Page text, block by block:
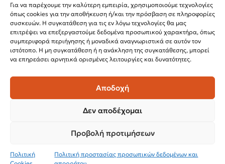
Για να παρέχουμε την καλύτερη εμπειρία, χρησιμοποιούμε τεχνολογίες
όπως cookies για την αποθήκευση ή/και την πρόσβαση σε πληροφορίες
συσκευών. Η συγκατάθεση για τις εν λόγω τεχνολογίες θα μας
επιτρέψει να επεξεργαστούμε δεδομένα προσωπικού χαρακτήρα, όπως
συμπεριφορά περιήγησης ή μοναδικά αναγνωριστικά σε αυτόν τον
ιστότοπο. Η μη συγκατάθεση ή η ανάκληση της συγκατάθεσης, μπορεί
να επηρεάσει αρνητικά ορισμένες λειτουργίες και δυνατότητες.
Αποδοχή
Δεν αποδέχομαι
Προβολή προτιμήσεων
Πολιτική
Πολιτική προστασίας προσωπικών δεδομένων και
Εγνατίας 112, 3ος όροφος, 54622,
Θεσσαλονίκη
Ώρες λειτουργίας:
Δευτέρα – Παρασκευή, 10:00 –14:00